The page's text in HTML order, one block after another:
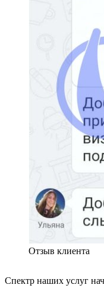
Отзыв клиента
Спектр наших услуг